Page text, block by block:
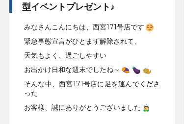
型イベントプレゼント♪
みなさんこんにちは、西宮171号店です
緊急事態宣言がひとまず解除されて、
天気もよく、過ごしやすい
お出かけ日和な週末でしたね～
そんな中、西宮171号店に足を運んでくださ
った
お客様、誠にありがとうございました